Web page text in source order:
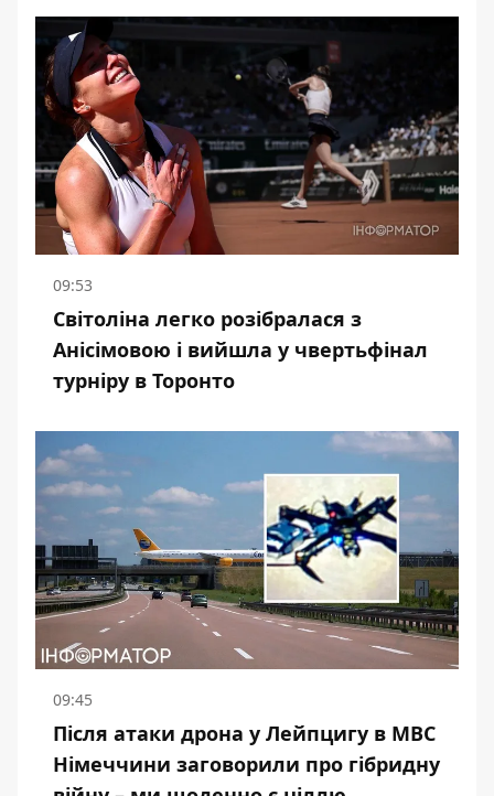
09:53
Світоліна легко розібралася з
Анісімовою і вийшла у чвертьфінал
турніру в Торонто
09:45
Після атаки дрона у Лейпцигу в МВС
Німеччини заговорили про гібридну